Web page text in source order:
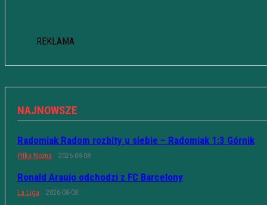
REKLAMA
NAJNOWSZE
Radomiak Radom rozbity u siebie – Radomiak 1:3 Górnik
Piłka Nożna 2026-08-08
Ronald Araujo odchodzi z FC Barcelony
La Liga 2026-08-08